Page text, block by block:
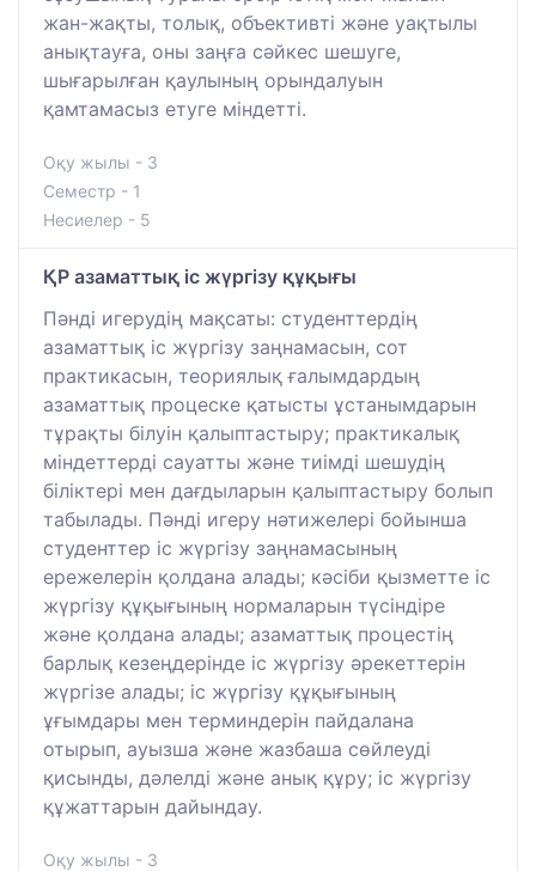
жан-жақты, толық, объективті және уақтылы
анықтауға, оны заңға сәйкес шешуге,
шығарылған қаулының орындалуын
қамтамасыз етуге міндетті.
Оқу жылы - 3
Семестр - 1
Несиелер - 5
ҚР азаматтық іс жүргізу құқығы
Пәнді игерудің мақсаты: студенттердің
азаматтық іс жүргізу заңнамасын, сот
практикасын, теориялық ғалымдардың
азаматтық процеске қатысты ұстанымдарын
тұрақты білуін қалыптастыру; практикалық
міндеттерді сауатты және тиімді шешудің
біліктері мен дағдыларын қалыптастыру болып
табылады. Пәнді игеру нәтижелері бойынша
студенттер іс жүргізу заңнамасының
ережелерін қолдана алады; кәсіби қызметте іс
жүргізу құқығының нормаларын түсіндіре
және қолдана алады; азаматтық процестің
барлық кезеңдерінде іс жүргізу әрекеттерін
жүргізе алады; іс жүргізу құқығының
ұғымдары мен терминдерін пайдалана
отырып, ауызша және жазбаша сөйлеуді
қисынды, дәлелді және анық құру; іс жүргізу
құжаттарын дайындау.
Оқу жылы - 3